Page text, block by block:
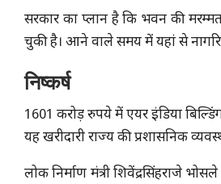
सरकार का प्लान है कि भवन की
चुकी है। आने वाले समय में यहां से
निष्कर्ष
1601 करोड़ रुपये में एयर इंडिया
यह खरीदारी राज्य की प्रशासनिक
लोक निर्माण मंत्री शिवेंद्रसिंहराजे